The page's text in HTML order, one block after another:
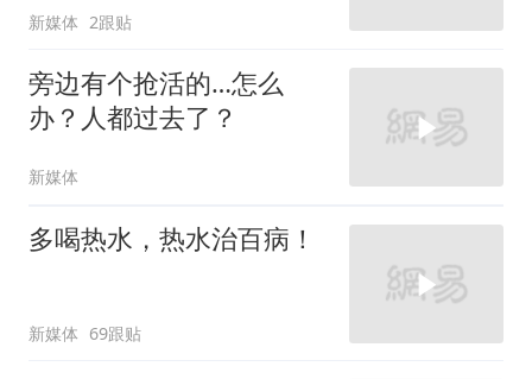
新媒体 2跟贴
旁边有个抢活的…怎么
办？人都过去了？
新媒体
多喝热水，热水治百病！
新媒体 69跟贴